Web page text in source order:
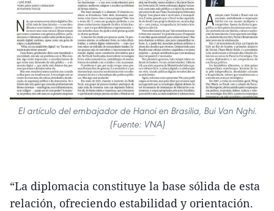
El artículo del embajador de Hanoi en Brasilia, Bui Van Nghi.
(Fuente: VNA)
“La diplomacia constituye la base sólida de esta
relación, ofreciendo estabilidad y orientación.